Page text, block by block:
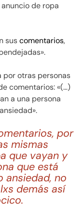
de ropa
suscomentarios,
por otras personas
comentarios: «(…)
a una persona
por
mismas
que vayan y
que está
ansiedad, no
demás así